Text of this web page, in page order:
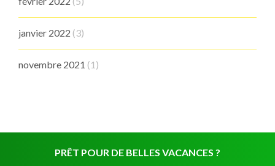
janvier 2022 (3)
novembre 2021 (1)
PRÊT POUR DE BELLES VACANCES ?